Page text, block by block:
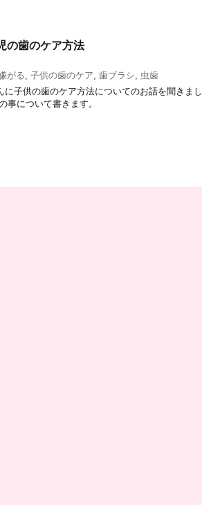
の歯のケア方法
がる 子供の歯のケア 歯ブラシ
虫歯
子供の歯のケア方法についてのお話を聞きまし
事について書きます。